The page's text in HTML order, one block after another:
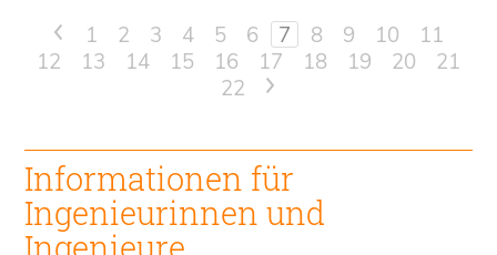
< 1 2 3 4 5 6 7 8 9 10
11
12
13 14 15 16 17 18 19 20
21
22
>
Informationen für
Ingenieurinnen und